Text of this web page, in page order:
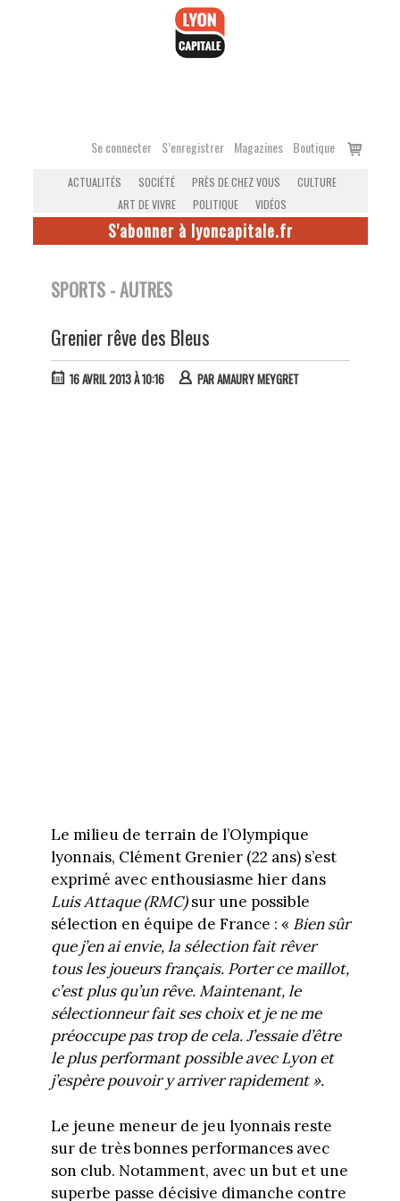
Se connecter S’enregistrer Magazines Boutique
Voir
ACTUALITÉS SOCIÉTÉ PRÈS DE CHEZ VOUS
CULTURE
ART DE VIVRE
POLITIQUE VIDÉOS
S'abonner à lyoncapitale.fr
SPORTS - AUTRES
Grenier rêve des Bleus
16 AVRIL 2013 À 10:16 PARAMAURY MEYGRET
Le milieu de terrain de l’Olympique
lyonnais, Clément Grenier (22 ans) s’est
exprimé avec enthousiasme hier dans
Luis Attaque (RMC)sur une possible
sélection en équipe de France : « Bien sûr
que j’en ai envie, la sélection fait rêver
tous les joueurs français. Porter ce maillot,
c’est plus qu’un rêve. Maintenant, le
sélectionneur fait ses choix et je ne me
préoccupe pas trop de cela. J’essaie d’être
le plus performant possible avec Lyon et
j’espère pouvoir y arriver rapidement ».
Le jeune meneur de jeu lyonnais reste
sur de très bonnes performances avec
son club. Notamment, avec un but et une
superbe passe décisive dimanche contre